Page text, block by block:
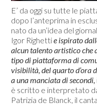
E’ da oggi su tutte le
dopo l’anteprima in
nato da un’idea del
Igor Righettie ispirato
alcun talento artistico che
tipo di piattaforma di
visibilità, del quarto d’ora
a una manciata di secondi,
è scritto e interpretato
Patrizia de Blanck, il